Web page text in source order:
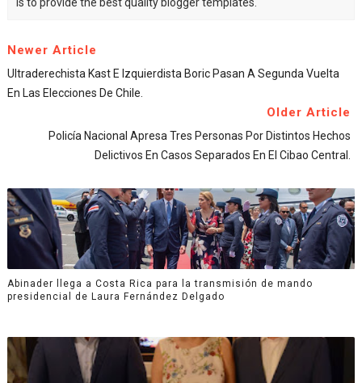
is to provide the best quality blogger templates.
Newer Article
Ultraderechista Kast E Izquierdista Boric Pasan A Segunda Vuelta
En Las Elecciones De Chile.
Older Article
Policía Nacional Apresa Tres Personas Por Distintos Hechos
Delictivos En Casos Separados En El Cibao Central.
Abinader llega a Costa Rica para la transmisión de mando
presidencial de Laura Fernández Delgado